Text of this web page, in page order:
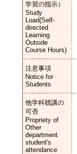
学習の指示）
Study
Load(Self-
directed
Learning
Outside
Course Hours)
注意事項
Notice for
Students
他学科聴講の
可否
Propriety of
Other
department
student's
attendance